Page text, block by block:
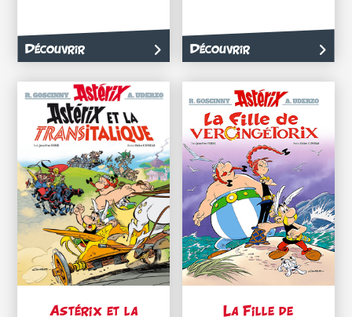
Découvrir Découvrir
Astérix et la
La Fille de